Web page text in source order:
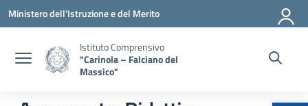
Vai ai contenuti
Vai al menu di navigazione
Vai al footer
Ministero dell'Istruzione e del Merito
Istituto Comprensivo
"Carinola – Falciano del
Massico"